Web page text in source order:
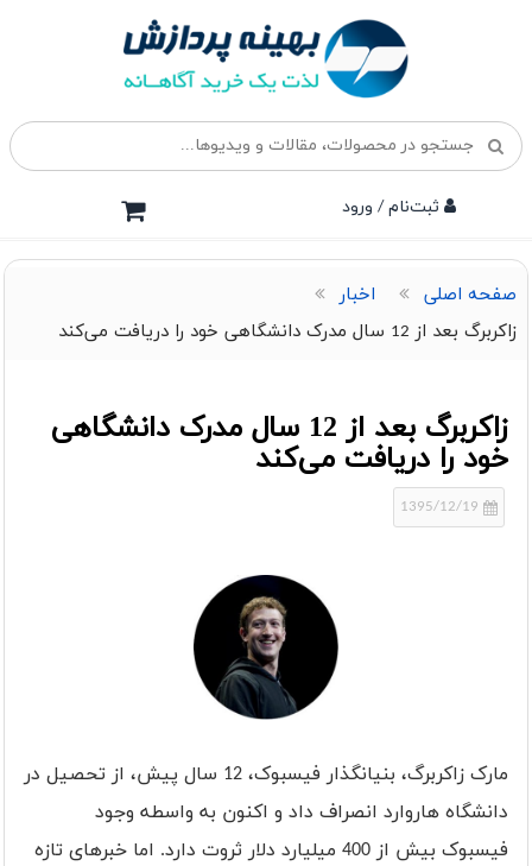
ثبت‌نام / ورود
صفحه اصلی
اخبار
زاکربرگ بعد از 12 سال مدرک دانشگاهی خود را دریافت می‌کند
زاکربرگ بعد از 12 سال مدرک دانشگاهی
خود را دریافت می‌کند
مارک زاکربرگ، بنیانگذار فیسبوک، 12 سال پیش، از تحصیل در
دانشگاه هاروارد انصراف داد و اکنون به واسطه وجود
فیسبوک بیش از 400 میلیارد دلار ثروت دارد. اما خبرهای تازه